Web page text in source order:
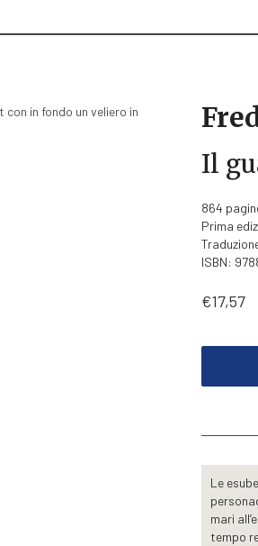
Il
864
Prima
ISBN:
€17,57
Le
mari
tempo